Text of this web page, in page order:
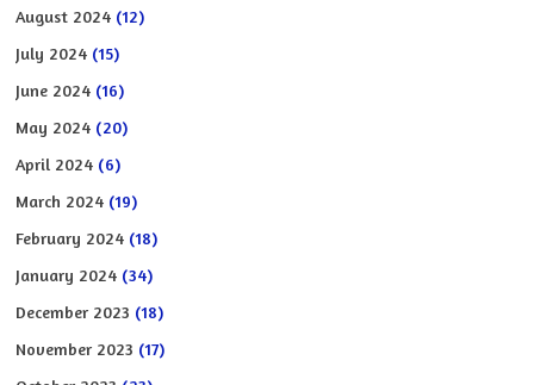
August 2024 (12)
July 2024 (15)
June 2024 (16)
May 2024 (20)
April 2024 (6)
March 2024 (19)
February 2024 (18)
January 2024 (34)
December 2023 (18)
November 2023 (17)